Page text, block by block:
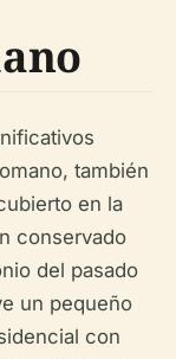
en la
conservado
del pasado
un pequeño
con